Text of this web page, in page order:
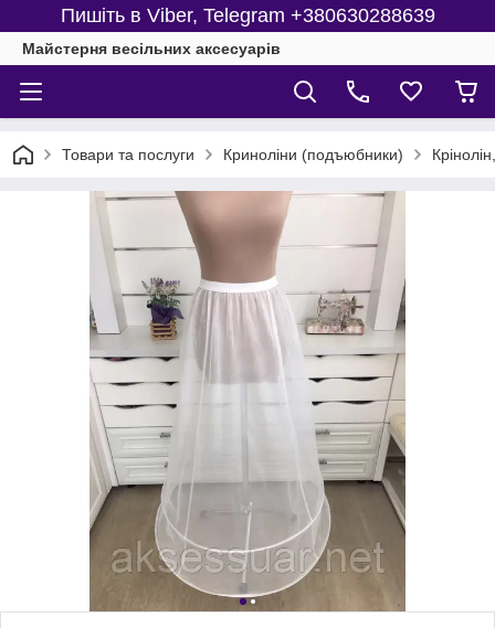
Пишіть в Viber, Telegram +380630288639
Майстерня веcільних аксесуарів
Товари та послуги Криноліни (подъюбники)